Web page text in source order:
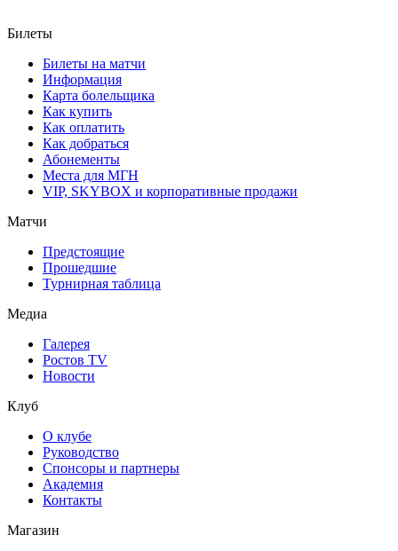
Билеты
Билеты на матчи
Информация
Карта болельщика
Как купить
Как оплатить
Как добраться
Абонементы
Места для МГН
VIP, SKYBOX и корпоративные продажи
Матчи
Предстоящие
Прошедшие
Турнирная таблица
Медиа
Галерея
Ростов TV
Новости
Клуб
О клубе
Руководство
Спонсоры и партнеры
Академия
Контакты
Магазин